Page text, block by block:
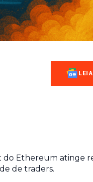
do Ethereum atinge
de traders.